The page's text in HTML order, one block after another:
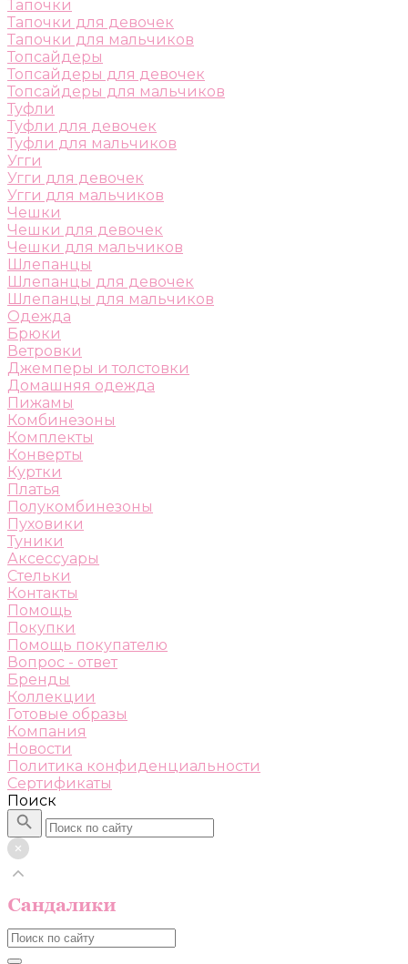
Тапочки
Тапочки для девочек
Тапочки для мальчиков
Топсайдеры
Топсайдеры для девочек
Топсайдеры для мальчиков
Туфли
Туфли для девочек
Туфли для мальчиков
Угги
Угги для девочек
Угги для мальчиков
Чешки
Чешки для девочек
Чешки для мальчиков
Шлепанцы
Шлепанцы для девочек
Шлепанцы для мальчиков
Одежда
Брюки
Ветровки
Джемперы и толстовки
Домашняя одежда
Пижамы
Комбинезоны
Комплекты
Конверты
Куртки
Платья
Полукомбинезоны
Пуховики
Туники
Аксессуары
Стельки
Контакты
Помощь
Покупки
Помощь покупателю
Вопрос - ответ
Бренды
Коллекции
Готовые образы
Компания
Новости
Политика конфиденциальности
Сертификаты
Поиск